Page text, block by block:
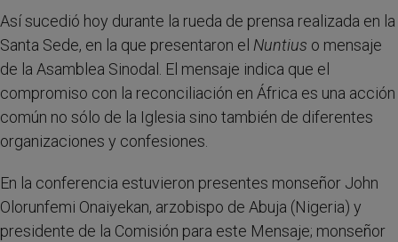
Así sucedió hoy durante la rueda de prensa realizada en la
Santa Sede, en la que presentaron el Nuntius o mensaje
de la Asamblea Sinodal. El mensaje indica que el
compromiso con la reconciliación en África es una acción
común no sólo de la Iglesia sino también de diferentes
organizaciones y confesiones.
En la conferencia estuvieron presentes monseñor John
Olorunfemi Onaiyekan, arzobispo de Abuja (Nigeria) y
presidente de la Comisión para este Mensaje; monseñor